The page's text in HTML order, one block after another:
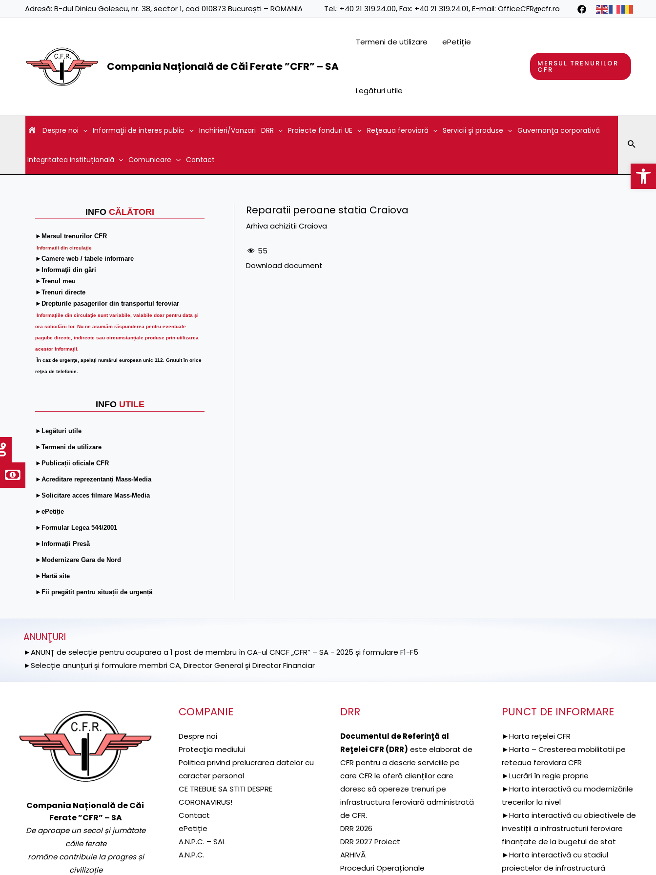
Adresă: B-dul Dinicu Golescu, nr. 38, sector 1, cod 010873 București – ROMANIA Tel.: +40 21 319.24.00, Fax: +40 21 319.24.01, E-mail: OfficeCFR@cfr.ro
Compania Națională de Căi Ferate ”CFR” – SA
Termeni de utilizare ePetiţie
Legături utile
MERSUL TRENURILOR
CFR
Despre noi Informaţii de interes public Inchirieri/Vanzari DRR Proiecte fonduri UE Reţeaua feroviară Servicii şi produse Guvernanţa corporativă
Integritatea instituțională Comunicare Contact
INFO CĂLĂTORI
►Mersul trenurilor CFR
Informatii din circulaţie
►Camere web / tabele informare
►Informaţii din gări
►Trenul meu
►Trenuri directe
►Drepturile pasagerilor din transportul feroviar
Informaţiile din circulaţie sunt variabile, valabile doar pentru data şi
ora solicitării lor. Nu ne asumăm răspunderea pentru eventuale
pagube directe, indirecte sau circumstanțiale produse prin utilizarea
acestor informații.
În caz de urgenţe, apelaţi numărul european unic 112. Gratuit în orice
reţea de telefonie.
INFO UTILE
►Legături utile
►Termeni de utilizare
►Publicații oficiale CFR
►Acreditare reprezentanți Mass-Media
►Solicitare acces filmare Mass-Media
►ePetiție
►Formular Legea 544/2001
►Informații Presă
►Modernizare Gara de Nord
►Hartă site
►Fii pregătit pentru situații de urgență
Reparatii peroane statia Craiova
Arhiva achizitii Craiova
55
Download document
ANUNŢURI
►ANUNȚ de selecție pentru ocuparea a 1 post de membru în CA-ul CNCF „CFR” – SA - 2025 și formulare F1-F5
►Selecție anunțuri și formulare membri CA, Director General și Director Financiar
Compania Națională de Căi
Ferate ”CFR” – SA
De aproape un secol și jumătate
căile ferate
române contribuie la progres și
civilizație
COMPANIE
Despre noi
Protecţia mediului
Politica privind prelucrarea datelor cu
caracter personal
CE TREBUIE SA STITI DESPRE
CORONAVIRUS!
Contact
ePetiție
A.N.P.C. – SAL
A.N.P.C.
DRR
Documentul de Referinţă al
Reţelei CFR (DRR) este elaborat de
CFR pentru a descrie serviciile pe
care CFR le oferă clienţilor care
doresc să opereze trenuri pe
infrastructura feroviară administrată
de CFR.
DRR 2026
DRR 2027 Proiect
ARHIVĂ
Proceduri Operaționale
PUNCT DE INFORMARE
►Harta rețelei CFR
►Harta – Cresterea mobilitatii pe
reteaua feroviara CFR
►Lucrări în regie proprie
►Harta interactivă cu modernizările
trecerilor la nivel
►Harta interactivă cu obiectivele de
investiții a infrastructurii feroviare
finanțate de la bugetul de stat
►Harta interactivă cu stadiul
proiectelor de infrastructură